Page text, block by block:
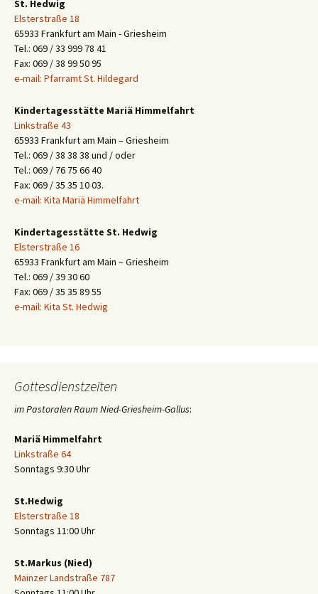
St. Hedwig
Elsterstraße 18
65933 Frankfurt am Main - Griesheim
Tel.: 069 / 33 999 78 41
Fax: 069 / 38 99 50 95
e-mail: Pfarramt St. Hildegard
Kindertagesstätte Mariä Himmelfahrt
Linkstraße 43
65933 Frankfurt am Main – Griesheim
Tel.: 069 / 38 38 38 und / oder
Tel.: 069 / 76 75 66 40
Fax: 069 / 35 35 10 03.
e-mail: Kita Mariä Himmelfahrt
Kindertagesstätte St. Hedwig
Elsterstraße 16
65933 Frankfurt am Main – Griesheim
Tel.: 069 / 39 30 60
Fax: 069 / 35 35 89 55
e-mail: Kita St. Hedwig
Gottesdienstzeiten
im Pastoralen Raum Nied-Griesheim-Gallus:
Mariä Himmelfahrt
Linkstraße 64
Sonntags 9:30 Uhr
St.Hedwig
Elsterstraße 18
Sonntags 11:00 Uhr
St.Markus (Nied)
Mainzer Landstraße 787